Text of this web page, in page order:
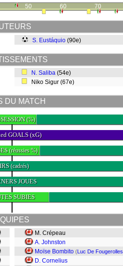
50 60 70
S. Eustáquio (90e)
N. Saliba (54e)
Niko Sigur (67e)
DU MATCH
(%)
GOALS (xG)
(réussies %)
(cadrés)
JOUES
SUBIES
M. Crépeau
A. Johnston
Moïse Bombito (Luc De Fougerolles
D. Cornelius